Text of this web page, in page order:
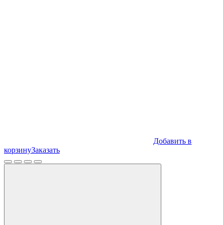
Добавить в
корзинуЗаказать